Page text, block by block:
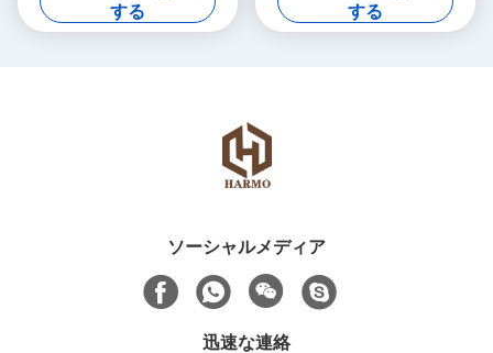
する
する
ソーシャルメディア
迅速な連絡